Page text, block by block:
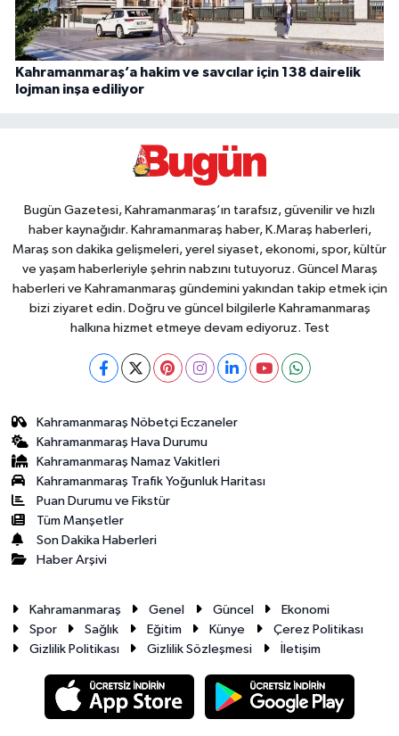
Kahramanmaraş’a hakim ve savcılar için 138 dairelik
lojman inşa ediliyor
Bugün Gazetesi, Kahramanmaraş’ın tarafsız, güvenilir ve hızlı
haber kaynağıdır. Kahramanmaraş haber, K.Maraş haberleri,
Maraş son dakika gelişmeleri, yerel siyaset, ekonomi, spor, kültür
ve yaşam haberleriyle şehrin nabzını tutuyoruz. Güncel Maraş
haberleri ve Kahramanmaraş gündemini yakından takip etmek için
bizi ziyaret edin. Doğru ve güncel bilgilerle Kahramanmaraş
halkına hizmet etmeye devam ediyoruz. Test
Kahramanmaraş Nöbetçi Eczaneler
Kahramanmaraş Hava Durumu
Kahramanmaraş Namaz Vakitleri
Kahramanmaraş Trafik Yoğunluk Haritası
Puan Durumu ve Fikstür
Tüm Manşetler
Son Dakika Haberleri
Haber Arşivi
Kahramanmaraş Genel Güncel
Ekonomi
Spor
Sağlık Eğitim Künye
Çerez Politikası
Gizlilik Politikası
Gizlilik Sözleşmesi İletişim